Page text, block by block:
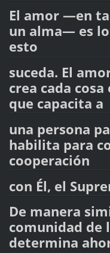
El amor —en
un alma— es
esto
suceda. El
crea cada
que capacita a
una persona
habilita para
cooperación
con Él, el
De manera
comunidad de
determina